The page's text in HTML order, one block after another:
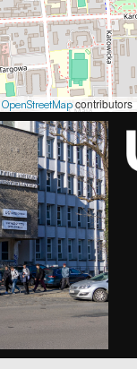
OpenStreetMap contributors